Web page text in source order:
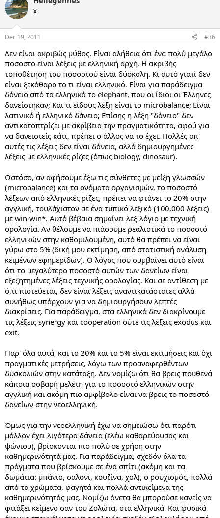
¥
Dec 19, 2011 #36
Δεν είναι ακριβώς μύθος. Είναι αλήθεια ότι ένα πολύ μεγάλο
ποσοστό είναι λέξεις με ελληνική αρχή. Η ακριβής
τοποθέτηση του ποσοστού είναι δύσκολη. Κι αυτό γιατί δεν
είναι ξεκάθαρο το τι είναι ελληνικό. Είναι για παράδειγμα
δάνειο από τα ελληνικά το elephant, που οι ίδιοι οι Έλληνες
δανείστηκαν; Και τι είδους λέξη είναι το microbalance; Είναι
λατινικό ή ελληνικό δάνειο; Επίσης η λέξη "δάνειο" δεν
αντικατοπτρίζει με ακρίβεια την πραγματικότητα, αφού για
να δανειστείς κάτι, πρέπει ο άλλος να το έχει. Πολλές απ'
αυτές τις λέξεις δεν είναι δάνεια, αλλά δημιουργημένες
λέξεις με ελληνικές ρίζες (όπως biology, dinosaur).
Ωστόσο, αν αφήσουμε έξω τις σύνθετες με μείξη γλωσσών
(microbalance) και τα ονόματα οργανισμών, το ποσοστό
λέξεων από ελληνικές ρίζες, πρέπει να φτάνει το 20% στην
αγγλική, τουλάχιστον σε ένα τυπικό λεξικό (100,000 λέξεις)
με win-win*. Αυτό βέβαια σημαίνει λεξιλόγιο με τεχνική
ορολογία. Αν θέλουμε να πιάσουμε ρεαλιστικά το ποσοστό
ελληνικών στην καθομιλουμένη, αυτό θα πρέπει να είναι
γύρω στο 5% (δική μου εκτίμηση, από στατιστική ανάλυση
κειμένων εφημερίδων). Ο λόγος που συμβαίνει αυτό είναι
ότι το μεγαλύτερο ποσοστό αυτών των δανείων είναι
εξεζητημένες λέξεις τεχνικής ορολογίας. Και σε αντίθεση με
ό,τι πιστεύεται, δεν είναι λέξεις αναντικατάστατες αλλά
συνήθως υπάρχουν για να δημιουργήσουν λεπτές
διακρίσεις. Για παράδειγμα, στα ελληνικά δεν διακρίνουμε
τις λέξεις synergy και cooperation ούτε τις λέξεις exodus και
exit.
Παρ' όλα αυτά, και το 20% και το 5% είναι εκτιμήσεις και όχι
πραγματικές μετρήσεις, λόγω των προαναφερθέντων
δυσκολιών στην κατάταξη. Δεν νομίζω ότι θα βρεις πουθενά
κάποια σοβαρή μελέτη για το ποσοστό ελληνικών στην
αγγλική και ακόμη πιο αμφίβολο είναι να βρεις το ποσοστό
δανείων στην νεοελληνική.
Όμως για την νεοελληνική έχω να σημειώσω ότι παρότι
μάλλον έχει λιγότερα δάνεια (ελέω καθαρεύουσας και
ψώνιου), βρίσκονται πιο πολύ σε χρήση στην
καθημερινότητά μας. Για παράδειγμα, σχεδόν όλα τα
πράγματα που βρίσκουμε σε ένα σπίτι (ακόμη και τα
δωμάτια: μπάνιο, σαλόνι, κουζίνα, χολ), ο ρουχισμός, πολλά
από τα χρώματα, φαγητά και πολλά αντικείμενα της
καθημερινότητάς μας. Νομίζω άνετα θα μπορούσε κανείς να
φτιάξει κείμενο σαν του Ζολώτα, στα ελληνικά. Και φυσικά